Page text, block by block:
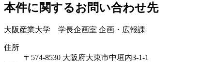
本件に関するお問い合わせ先
大阪産業大学 学長企画室 企画・広報課
住所
〒574-8530 大阪府大東市中垣内3-1-1